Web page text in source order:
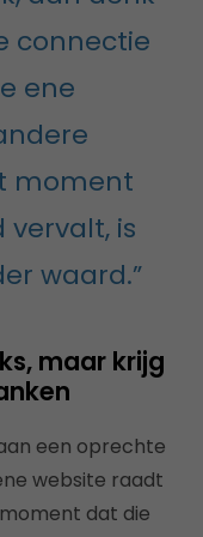
connectie
ene
moment
is
waard.”
maar krijg
een oprechte
website raadt
dat die